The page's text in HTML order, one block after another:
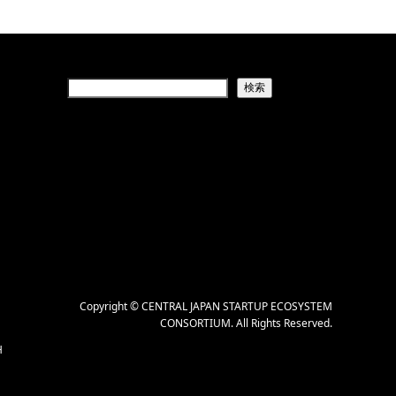
検索
Copyright©CENTRAL JAPAN STARTUP ECOSYSTEM
CONSORTIUM. All Rights Reserved.